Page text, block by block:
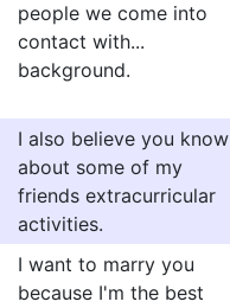
people we come into
contact with...
background.
I also believe you know
about some of my
friends extracurricular
activities.
I want to marry you
because I'm the best